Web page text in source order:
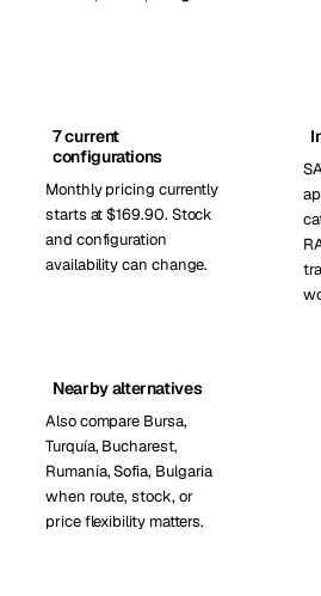
7 current
configurations
Monthly pricing currently
starts at $169.90. Stock
and configuration
availability can change.
Nearby alternatives
Also compare Bursa,
Turquía, Bucharest,
Rumanía, Sofia, Bulgaria
when route, stock, or
price flexibility matters.